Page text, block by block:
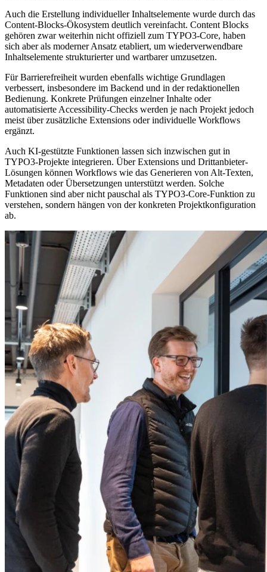
Auch die Erstellung individueller Inhaltselemente wurde durch das
Content-Blocks-Ökosystem deutlich vereinfacht. Content Blocks
gehören zwar weiterhin nicht offiziell zum TYPO3-Core, haben
sich aber als moderner Ansatz etabliert, um wiederverwendbare
Inhaltselemente strukturierter und wartbarer umzusetzen.
Für Barrierefreiheit wurden ebenfalls wichtige Grundlagen
verbessert, insbesondere im Backend und in der redaktionellen
Bedienung. Konkrete Prüfungen einzelner Inhalte oder
automatisierte Accessibility-Checks werden je nach Projekt jedoch
meist über zusätzliche Extensions oder individuelle Workflows
ergänzt.
Auch KI-gestützte Funktionen lassen sich inzwischen gut in
TYPO3-Projekte integrieren. Über Extensions und Drittanbieter-
Lösungen können Workflows wie das Generieren von Alt-Texten,
Metadaten oder Übersetzungen unterstützt werden. Solche
Funktionen sind aber nicht pauschal als TYPO3-Core-Funktion zu
verstehen, sondern hängen von der konkreten Projektkonfiguration
ab.